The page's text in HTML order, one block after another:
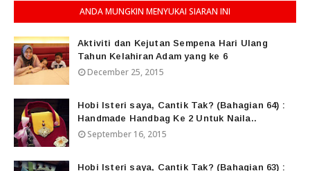
ANDA MUNGKIN MENYUKAI SIARAN INI
Aktiviti dan Kejutan Sempena Hari Ulang
Tahun Kelahiran Adam yang ke 6
December 25, 2015
Hobi Isteri saya, Cantik Tak? (Bahagian 64) :
Handmade Handbag Ke 2 Untuk Naila..
September 16, 2015
Hobi Isteri saya, Cantik Tak? (Bahagian 63) :